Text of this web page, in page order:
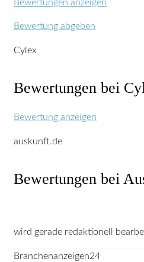
Bewertungen anzeigen
Bewertung abgeben
Cylex
Bewertungen bei
Bewertung anzeigen
auskunft.de
Bewertungen bei
wird gerade redaktionell
Branchenanzeigen24